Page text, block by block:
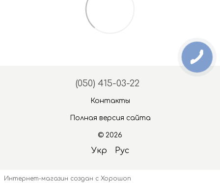
(050) 415-03-22
Контакты
Полная версия сайта
© 2026
Укр Рус
Интернет-магазин создан с Хорошоп